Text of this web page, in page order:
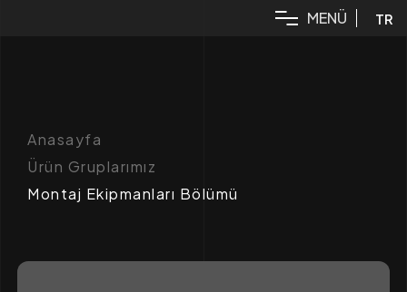
MENÜ TR
Anasayfa
Ürün Gruplarımız
Montaj Ekipmanları Bölümü